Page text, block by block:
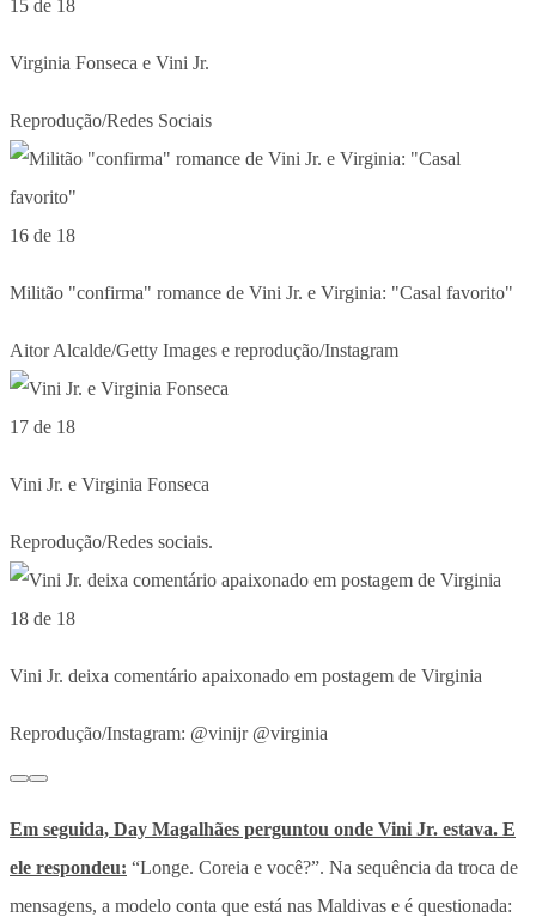
15 de 18
Virginia Fonseca e Vini Jr.
Reprodução/Redes Sociais
16 de 18
Militão "confirma" romance de Vini Jr. e Virginia: "Casal favorito"
Aitor Alcalde/Getty Images e reprodução/Instagram
17 de 18
Vini Jr. e Virginia Fonseca
Reprodução/Redes sociais.
18 de 18
Vini Jr. deixa comentário apaixonado em postagem de Virginia
Reprodução/Instagram: @vinijr @virginia
Em seguida, Day Magalhães perguntou onde Vini Jr. estava. E
ele respondeu: “Longe. Coreia e você?”. Na sequência da troca de
mensagens, a modelo conta que está nas Maldivas e é questionada: